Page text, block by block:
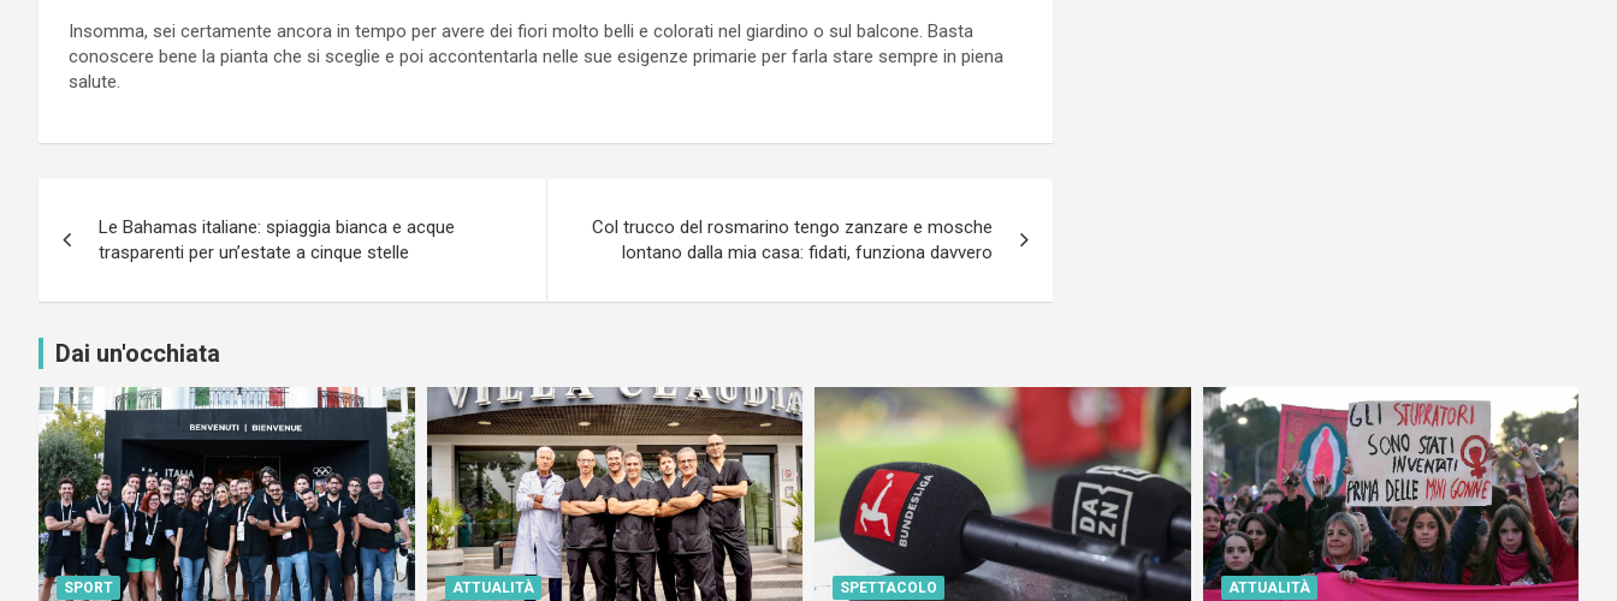
Insomma, sei certamente ancora in tempo per avere dei fiori molto belli e colorati nel giardino o sul balcone. Basta
conoscere bene la pianta che si sceglie e poi accontentarla nelle sue esigenze primarie per farla stare sempre in piena
salute.
articoli
Le Bahamas italiane: spiaggia bianca e acque
trasparenti per un’estate a cinque stelle
Col trucco del rosmarino tengo zanzare e mosche
lontano dalla mia casa: fidati, funziona davvero
Dai un'occhiata
SPORT ATTUALITÀ SPETTACOLO ATTUALITÀ